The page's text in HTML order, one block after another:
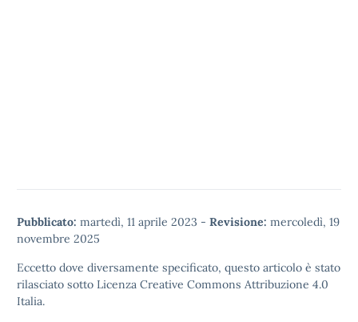
Pubblicato: martedì, 11 aprile 2023 - Revisione: mercoledì, 19
novembre 2025
Eccetto dove diversamente specificato, questo articolo è stato
rilasciato sotto Licenza Creative Commons Attribuzione 4.0
Italia.